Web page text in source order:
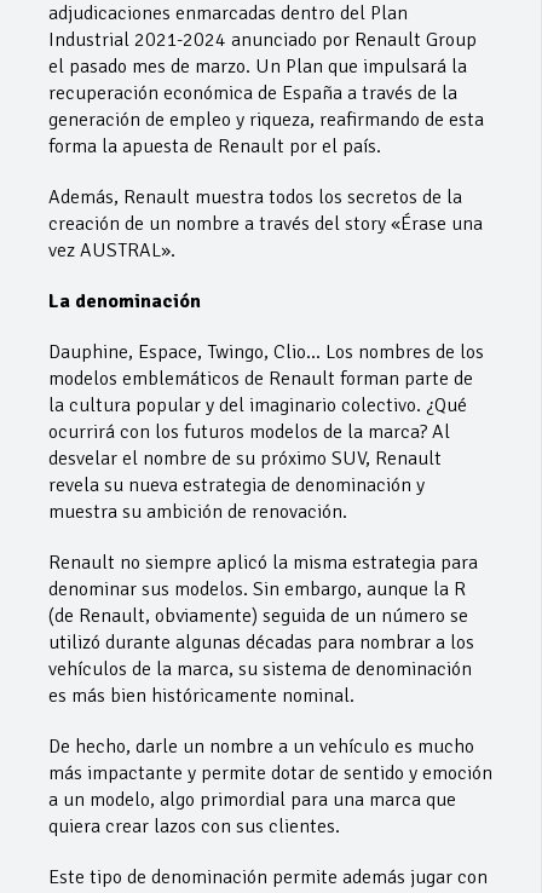
adjudicaciones enmarcadas dentro del Plan
Industrial 2021-2024 anunciado por Renault Group
el pasado mes de marzo. Un Plan que impulsará la
recuperación económica de España a través de la
generación de empleo y riqueza, reafirmando de esta
forma la apuesta de Renault por el país.
Además, Renault muestra todos los secretos de la
creación de un nombre a través del story «Érase una
vez AUSTRAL».
La denominación
Dauphine, Espace, Twingo, Clio… Los nombres de los
modelos emblemáticos de Renault forman parte de
la cultura popular y del imaginario colectivo. ¿Qué
ocurrirá con los futuros modelos de la marca? Al
desvelar el nombre de su próximo SUV, Renault
revela su nueva estrategia de denominación y
muestra su ambición de renovación.
Renault no siempre aplicó la misma estrategia para
denominar sus modelos. Sin embargo, aunque la R
(de Renault, obviamente) seguida de un número se
utilizó durante algunas décadas para nombrar a los
vehículos de la marca, su sistema de denominación
es más bien históricamente nominal.
De hecho, darle un nombre a un vehículo es mucho
más impactante y permite dotar de sentido y emoción
a un modelo, algo primordial para una marca que
quiera crear lazos con sus clientes.
Este tipo de denominación permite además jugar con